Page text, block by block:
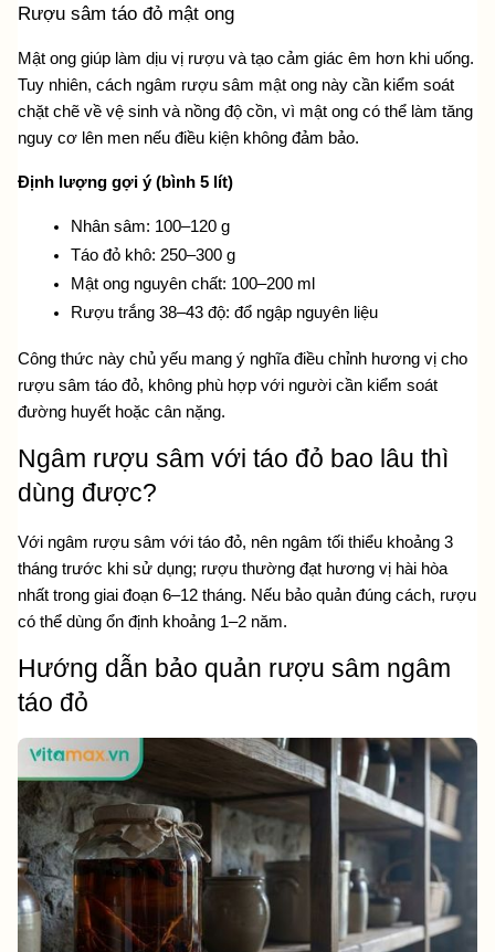
Rượu sâm táo đỏ mật ong
Mật ong giúp làm dịu vị rượu và tạo cảm giác êm hơn khi uống.
Tuy nhiên, cách ngâm rượu sâm mật ong này cần kiểm soát
chặt chẽ về vệ sinh và nồng độ cồn, vì mật ong có thể làm tăng
nguy cơ lên men nếu điều kiện không đảm bảo.
Định lượng gợi ý (bình 5 lít)
Nhân sâm: 100–120 g
Táo đỏ khô: 250–300 g
Mật ong nguyên chất: 100–200 ml
Rượu trắng 38–43 độ: đổ ngập nguyên liệu
Công thức này chủ yếu mang ý nghĩa điều chỉnh hương vị cho
rượu sâm táo đỏ, không phù hợp với người cần kiểm soát
đường huyết hoặc cân nặng.
Ngâm rượu sâm với táo đỏ bao lâu thì
dùng được?
Với ngâm rượu sâm với táo đỏ, nên ngâm tối thiểu khoảng 3
tháng trước khi sử dụng; rượu thường đạt hương vị hài hòa
nhất trong giai đoạn 6–12 tháng. Nếu bảo quản đúng cách, rượu
có thể dùng ổn định khoảng 1–2 năm.
Hướng dẫn bảo quản rượu sâm ngâm
táo đỏ